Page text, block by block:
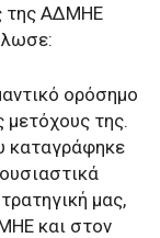
της ΑΔΜΗΕ
ορόσημο
της.
καταγράφηκε
μας,
και στον